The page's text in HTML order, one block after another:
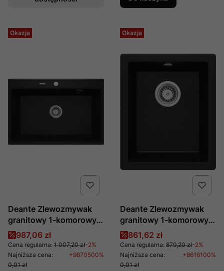
Okazja
Deante Zlewozmywak
granitowy 1-komorowy
Eridan ZQE N103
Cena promocyjna
987,06 zł
Cena regularna: 1 007,20 zł-2%
Najniższa cena:
0,01 zł
+9870500%
Okazja
Deante Zlewozmywak
granitowy 1-komorowy
podwieszany i
wpuszczany Corda ZQA
N10B
Cena promocyjna
861,62 zł
Cena regularna: 879,20 zł-2%
Najniższa cena:
0,01 zł
+8616100%